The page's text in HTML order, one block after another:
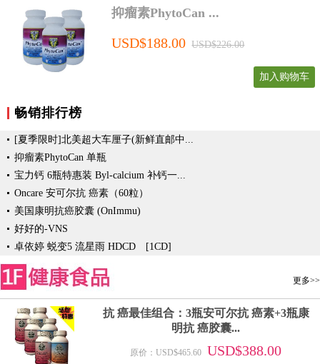
抑瘤素PhytoCan ...
USD$188.00 USD$226.00
加入购物车
畅销排行榜
[夏季限时]北美超大车厘子(新鲜直邮中...
抑瘤素PhytoCan 单瓶
宝力钙 6瓶特惠装 Byl-calcium 补钙一...
Oncare 安可尔抗 癌素（60粒）
美国康明抗癌胶囊 (OnImmu)
好好的-VNS
卓依婷 蜕变5 流星雨 HDCD [1CD]
更多>>
抗 癌最佳组合：3瓶安可尔抗 癌素+3瓶康
明抗 癌胶囊...
原价：USD$465.60 USD$388.00